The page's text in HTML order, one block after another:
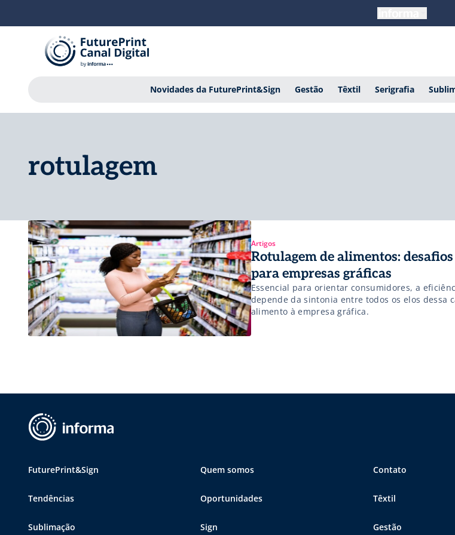
Novidades da FuturePrint&Sign Gestão Têxtil Serigrafia
rotulagem
Artigos
Rotulagem de alimentos:
para empresas gráficas
Essencial para orientar consumidores, a
depende da sintonia entre todos os elos dessa
alimento à empresa gráfica.
FuturePrint&Sign Quem somos Contato
Tendências Oportunidades Têxtil
Sublimação Sign Gestão